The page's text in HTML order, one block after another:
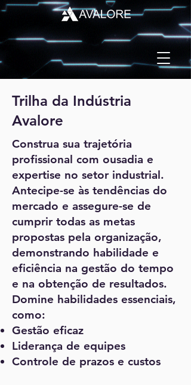
Trilha da Indústria
Avalore
Construa sua trajetória
profissional com ousadia e
expertise no setor industrial.
Antecipe-se às tendências do
mercado e assegure-se de
cumprir todas as metas
propostas pela organização,
demonstrando habilidade e
eficiência na gestão do tempo
e na obtenção de resultados.
Domine habilidades essenciais,
como:
Gestão eficaz
Liderança de equipes
Controle de prazos e custos